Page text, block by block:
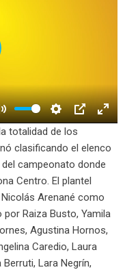
Mute Settings
PIP
Enter
totalidad de los
clasificando el elenco
campeonato donde
Centro. El plantel
Arenané como
Raiza Busto, Yamila
Agustina Hornos,
Caredio, Laura
Lara Negrín,